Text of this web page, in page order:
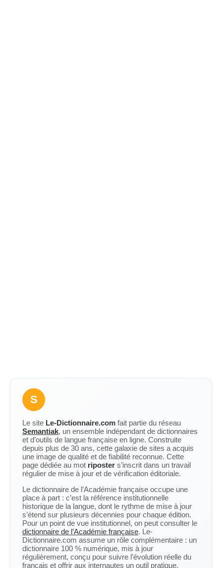
S
Le site Le-Dictionnaire.com fait partie du réseau
Semantiak, un ensemble indépendant de dictionnaires
et d’outils de langue française en ligne. Construite
depuis plus de 30 ans, cette galaxie de sites a acquis
une image de qualité et de fiabilité reconnue. Cette
page dédiée au mot riposter s’inscrit dans un travail
régulier de mise à jour et de vérification éditoriale.
Le dictionnaire de l’Académie française occupe une
place à part : c’est la référence institutionnelle
historique de la langue, dont le rythme de mise à jour
s’étend sur plusieurs décennies pour chaque édition.
Pour un point de vue institutionnel, on peut consulter le
dictionnaire de l’Académie française. Le-
Dictionnaire.com assume un rôle complémentaire : un
dictionnaire 100 % numérique, mis à jour
régulièrement, conçu pour suivre l’évolution réelle du
français et offrir aux internautes un outil pratique,